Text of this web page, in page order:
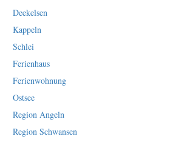
Deekelsen
Kappeln
Schlei
Ferienhaus
Ferienwohnung
Ostsee
Region Angeln
Region Schwansen